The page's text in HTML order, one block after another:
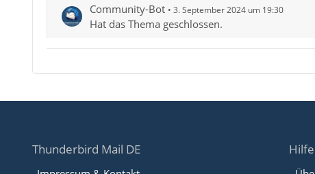
Community-Bot 3. September 2024 um 19:30
Hat das Thema geschlossen.
Thunderbird Mail DE